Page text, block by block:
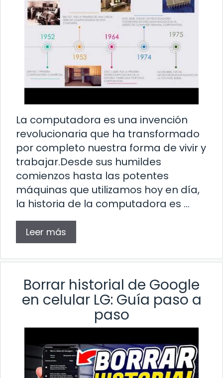
La computadora es una invención
revolucionaria que ha transformado
por completo nuestra forma de vivir y
trabajar.Desde sus humildes
comienzos hasta las potentes
máquinas que utilizamos hoy en día,
la historia de la computadora es …
Leer más
Borrar historial de Google
en celular LG: Guía paso a
paso